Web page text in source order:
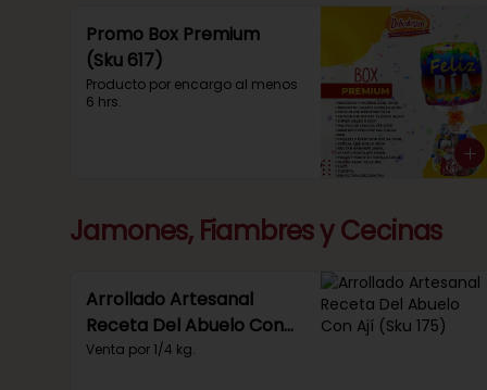
Promo Box Premium
(Sku 617)
Producto por encargo al menos
6 hrs.
Jamones, Fiambres y Cecinas
Arrollado Artesanal
Receta Del Abuelo Con
Ají (Sku 175)
Venta por 1/4 kg.